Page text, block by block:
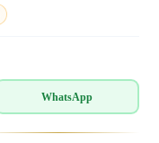
WhatsApp